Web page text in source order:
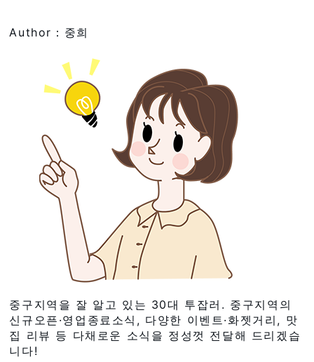
Author：중희
중구지역을 잘 알고 있는 30대 투잡러. 중구지역의
신규오픈·영업종료소식, 다양한 이벤트·화젯거리, 맛
집 리뷰 등 다채로운 소식을 정성껏 전달해 드리겠습
니다!